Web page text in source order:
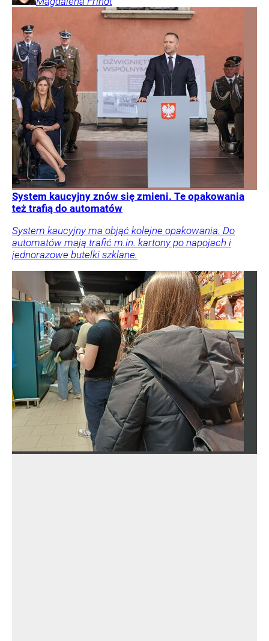
System kaucyjny znów się zmieni. Te opakowania
też trafią do automatów
System kaucyjny ma objąć kolejne opakowania. Do
automatów mają trafić m.in. kartony po napojach i
jednorazowe butelki szklane.